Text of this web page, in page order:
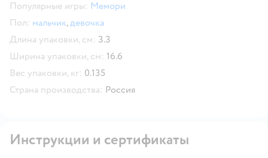
Популярные игры: Мемори
Пол: мальчик,девочка
Длина упаковки, см: 3.3
Ширина упаковки, см: 16.6
Вес упаковки, кг: 0.135
Страна производства: Россия
Инструкции и сертификаты